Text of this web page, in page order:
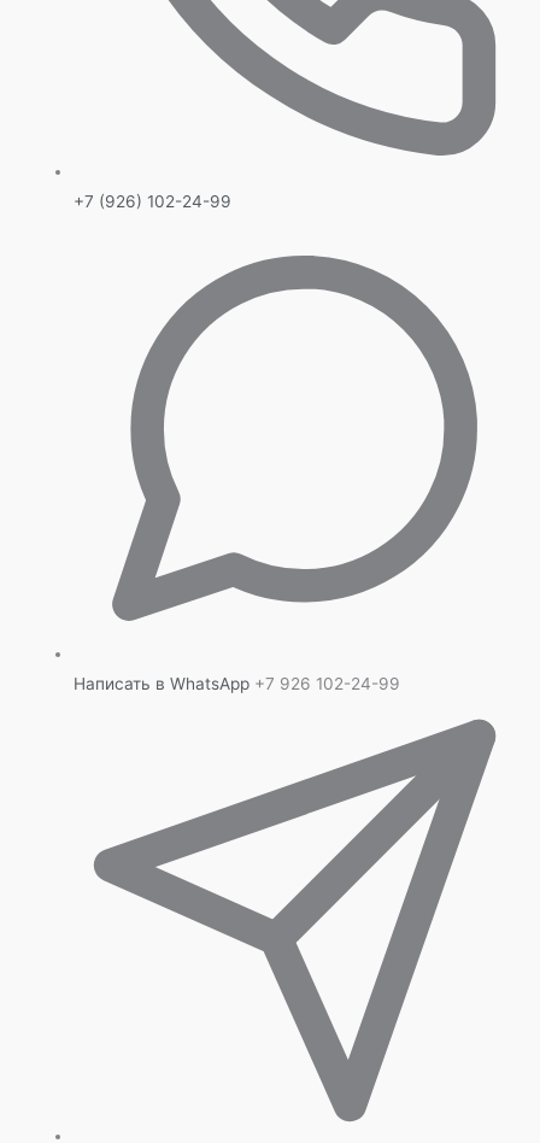
+7 (926) 102-24-99
Написать в WhatsApp +7 926 102-24-99